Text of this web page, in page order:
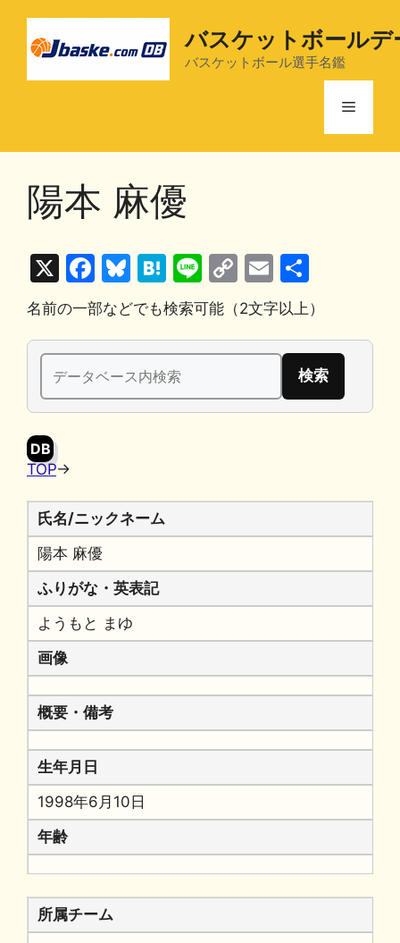
バスケットボールデ
バスケットボール選手名鑑
メ
陽本 麻優
X
F
a
c
e
b
o
Bl
u
e
s
k
y
H
at
e
n
a
Li
n
e
C
o
p
y
n
E
m
ai
l
有
名前の一部などでも検索可能（2文字以上）
検
索:
DB
TOP→
氏名/ニックネーム
陽本 麻優
ふりがな・英表記
ようもと まゆ
画像
概要・備考
生年月日
1998年6月10日
年齢
所属チーム